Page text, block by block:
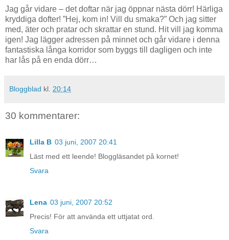
Jag går vidare – det doftar när jag öppnar nästa dörr! Härliga
kryddiga dofter! ”Hej, kom in! Vill du smaka?” Och jag sitter
med, äter och pratar och skrattar en stund. Hit vill jag komma
igen! Jag lägger adressen på minnet och går vidare i denna
fantastiska långa korridor som byggs till dagligen och inte
har lås på en enda dörr…
Bloggblad kl. 20:14
30 kommentarer:
Lilla B 03 juni, 2007 20:41
Läst med ett leende! Bloggläsandet på kornet!
Svara
Lena 03 juni, 2007 20:52
Precis! För att använda ett uttjatat ord.
Svara